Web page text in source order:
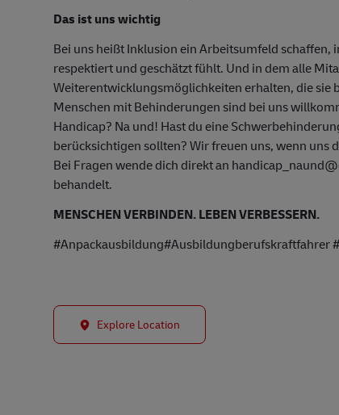
Das ist uns wichtig
Bei uns heißt Inklusion ein Arbeitsumfeld
respektiert und geschätzt fühlt. Und in dem alle
Weiterentwicklungsmöglichkeiten erhalten, die sie
Menschen mit Behinderungen sind bei uns
Handicap? Na und! Hast du eine
berücksichtigen sollten? Wir freuen uns, wenn
Bei Fragen wende dich direkt an
behandelt.
MENSCHEN VERBINDEN. LEBEN VERBESSERN.
Explore Location